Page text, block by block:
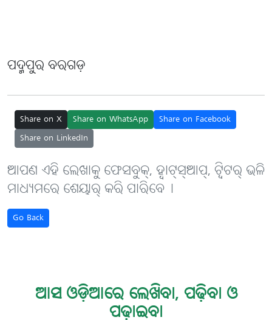
ପଦ୍ମପୁର ବରଗଡ଼
Share on X Share on WhatsApp
Share on Facebook
Share on LinkedIn
ଆପଣ ଏହି ଲେଖାକୁ ଫେସବୁକ୍, ହ୍ବାଟ୍‌ସ୍‌ଆପ୍, ଟ୍ବିଟର୍ ଭଳି
ମାଧ୍ୟମରେ ଶେୟାର୍ କରି ପାରିବେ୤
Go Back
ଆସ ଓଡ଼ିଆରେ ଲେଖିବା, ପଢ଼ିବା ଓ
ପଢ଼ାଇବା